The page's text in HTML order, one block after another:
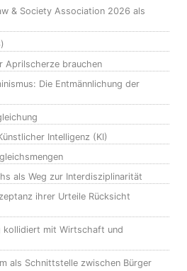
& Society Association 2026 als
Aprilscherze brauchen
Die Entmännlichung der
Intelligenz (KI)
als Weg zur Interdisziplinarität
ihrer Urteile Rücksicht
kollidiert mit Wirtschaft und
als Schnittstelle zwischen Bürger